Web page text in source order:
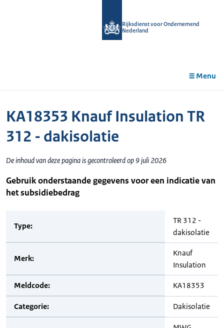
Rijksdienst voor Ondernemend
Nederland
Menu
KA18353 Knauf Insulation TR
312 - dakisolatie
De inhoud van deze pagina is gecontroleerd op 9 juli 2026
Gebruik onderstaande gegevens voor een indicatie van
het subsidiebedrag
Type:
TR 312 -
dakisolatie
Merk:
Knauf
Insulation
Meldcode: KA18353
Categorie: Dakisolatie